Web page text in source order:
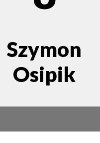
Szymon
Osipik